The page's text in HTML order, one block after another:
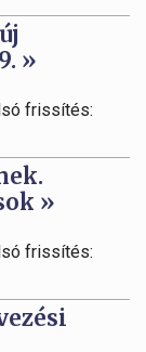
»
frissítés:
»
frissítés: